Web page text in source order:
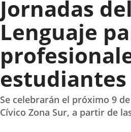
Jornadas del
Lenguaje
estudiantes
Se celebrarán el próximo 9
Cívico Zona Sur, a partir de